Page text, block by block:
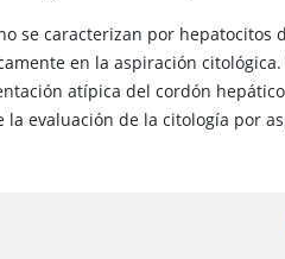
se caracterizan por hepatocitos
en la aspiración
atípica del cordón
evaluación de la citología por